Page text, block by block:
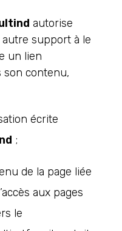
autorise
support à le
un lien
contenu,
écrite
;
de la page liée
aux pages
le